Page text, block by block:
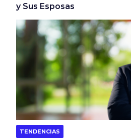
y Sus Esposas
TENDENCIAS